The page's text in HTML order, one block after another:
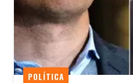
POLÍTICA